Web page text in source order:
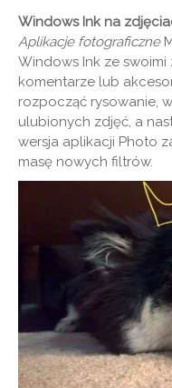
Windows Ink na
Aplikacje fotograficzne
Windows Ink ze
komentarze lub
rozpocząć rysowanie,
ulubionych zdjęć, a
wersja aplikacji Photo
masę nowych filtrów.